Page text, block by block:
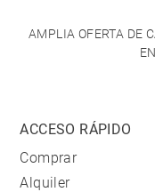
AMPLIA OFERTA DE
ACCESO RÁPIDO
Comprar
Alquiler